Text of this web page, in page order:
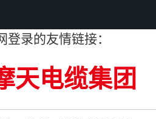
录的友情链接：
天电缆集团